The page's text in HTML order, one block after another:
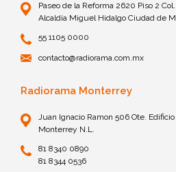
Paseo de la Reforma 2620 Piso 2
Alcaldía Miguel Hidalgo Ciudad de
55 1105 0000
contacto@radiorama.com.mx
Radiorama Monterrey
Juan Ignacio Ramon 506 Ote.
Monterrey N.L.
81 8340 0890
81 8344 0536